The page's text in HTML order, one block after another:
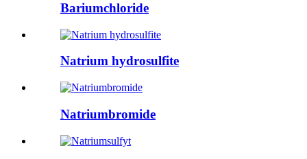
Bariumchloride
Natrium hydrosulfite
Natriumbromide